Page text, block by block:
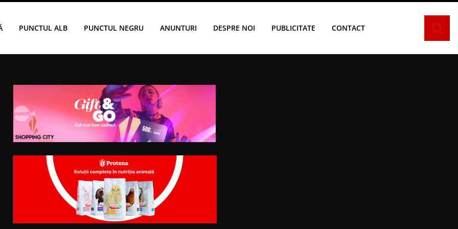
PUNCTUL ALB PUNCTUL NEGRU ANUNTURI DESPRE NOI PUBLICITATE CONTACT